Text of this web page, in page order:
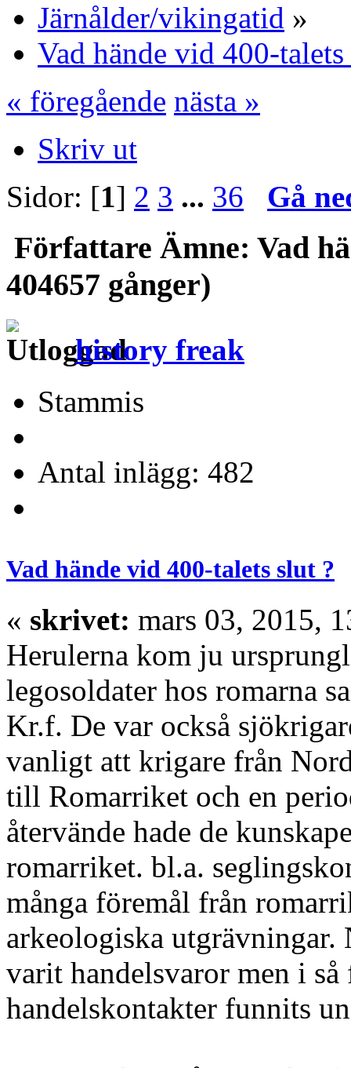
Järnålder/vikingatid »
Vad hände vid 400-
« föregående nästa »
Skriv ut
Sidor: [1] 2 3 ... 36 Gå
Författare Ämne: Vad
404657 gånger)
history freak
Stammis
Antal inlägg: 482
Vad hände vid 400-talets slut ?
« skrivet: mars 03, 2015,
Herulerna kom ju
legosoldater hos romarna
Kr.f. De var också
vanligt att krigare från
till Romarriket och en
återvände hade de
romarriket. bl.a.
många föremål från
arkeologiska utgrävningar.
varit handelsvaror men i
handelskontakter funnits